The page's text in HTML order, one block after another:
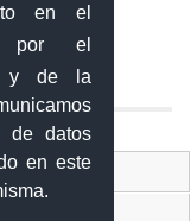
en el
por el
y de la
de datos
en este